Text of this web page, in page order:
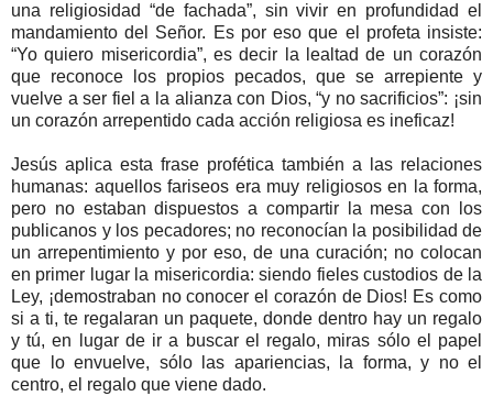
una religiosidad “de fachada”, sin vivir en profundidad el
mandamiento del Señor. Es por eso que el profeta insiste:
“Yo quiero misericordia”, es decir la lealtad de un corazón
que reconoce los propios pecados, que se arrepiente y
vuelve a ser fiel a la alianza con Dios, “y no sacrificios”: ¡sin
un corazón arrepentido cada acción religiosa es ineficaz!
Jesús aplica esta frase profética también a las relaciones
humanas: aquellos fariseos era muy religiosos en la forma,
pero no estaban dispuestos a compartir la mesa con los
publicanos y los pecadores; no reconocían la posibilidad de
un arrepentimiento y por eso, de una curación; no colocan
en primer lugar la misericordia: siendo fieles custodios de la
Ley, ¡demostraban no conocer el corazón de Dios! Es como
si a ti, te regalaran un paquete, donde dentro hay un regalo
y tú, en lugar de ir a buscar el regalo, miras sólo el papel
que lo envuelve, sólo las apariencias, la forma, y no el
centro, el regalo que viene dado.